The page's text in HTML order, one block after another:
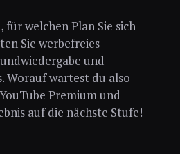
für welchen Plan Sie sich
Sie werbefreies
und
Worauf wartest du also
Premium und
auf die nächste Stufe!